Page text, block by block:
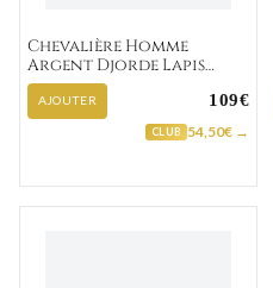
Chevalière Homme
Argent Djorde Lapis
Lazuli
AJOUTER 109€
CLUB 54,50€ →